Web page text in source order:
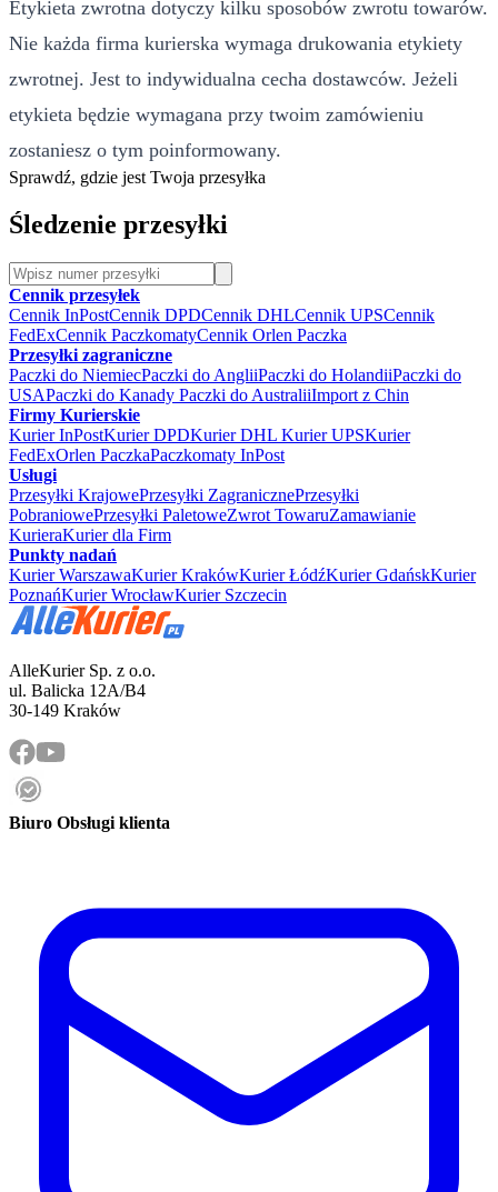
Etykieta zwrotna dotyczy kilku sposobów zwrotu towarów.
Nie każda firma kurierska wymaga drukowania etykiety
zwrotnej. Jest to indywidualna cecha dostawców. Jeżeli
etykieta będzie wymagana przy twoim zamówieniu
zostaniesz o tym poinformowany.
Sprawdź, gdzie jest Twoja przesyłka
Śledzenie przesyłki
Cennik przesyłek
Cennik InPostCennik DPDCennik DHLCennik UPSCennik
FedExCennik PaczkomatyCennik Orlen Paczka
Przesyłki zagraniczne
Paczki do NiemiecPaczki do AngliiPaczki do HolandiiPaczki do
USAPaczki do Kanady Paczki do AustraliiImport z Chin
Firmy Kurierskie
Kurier InPostKurier DPDKurier DHL Kurier UPSKurier
FedExOrlen PaczkaPaczkomaty InPost
Usługi
Przesyłki KrajowePrzesyłki ZagranicznePrzesyłki
PobraniowePrzesyłki PaletoweZwrot TowaruZamawianie
KurieraKurier dla Firm
Punkty nadań
Kurier WarszawaKurier KrakówKurier ŁódźKurier GdańskKurier
PoznańKurier WrocławKurier Szczecin
AlleKurier Sp. z o.o.
ul. Balicka 12A/B4
30-149 Kraków
Biuro Obsługi klienta